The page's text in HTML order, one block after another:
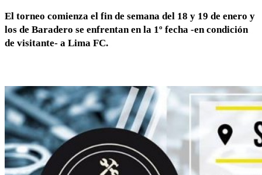
El torneo comienza el fin de semana del 18 y 19 de enero y
los de Baradero se enfrentan en la 1º fecha -en condición
de visitante- a Lima FC.